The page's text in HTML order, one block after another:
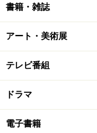
書籍・雑誌
アート・美術展
テレビ番組
ドラマ
電子書籍